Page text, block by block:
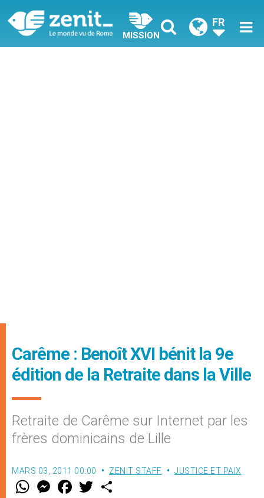
MISSION
FR
Carême : Benoît XVI bénit la 9e
édition de la Retraite dans la Ville
Retraite de Carême sur Internet par les
frères dominicains de Lille
MARS 03, 2011 00:00 ZENIT STAFF JUSTICE ET PAIX
W M
e
F
a w